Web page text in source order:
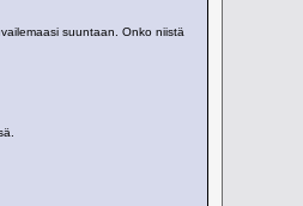
suuntaan. Onko niistä